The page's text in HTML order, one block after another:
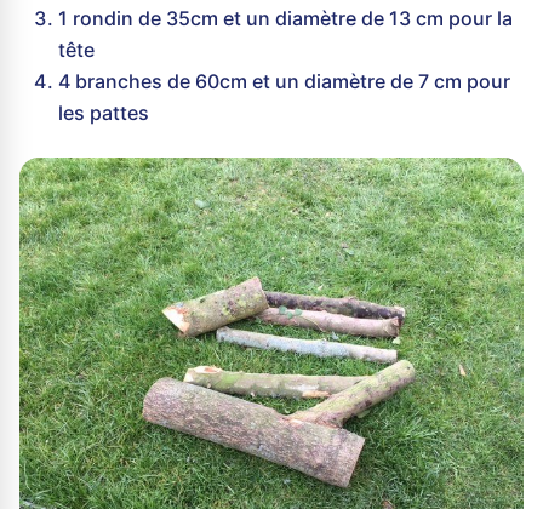
1 rondin de 35cm et un diamètre de 13 cm pour la
tête
4 branches de 60cm et un diamètre de 7 cm pour
les pattes